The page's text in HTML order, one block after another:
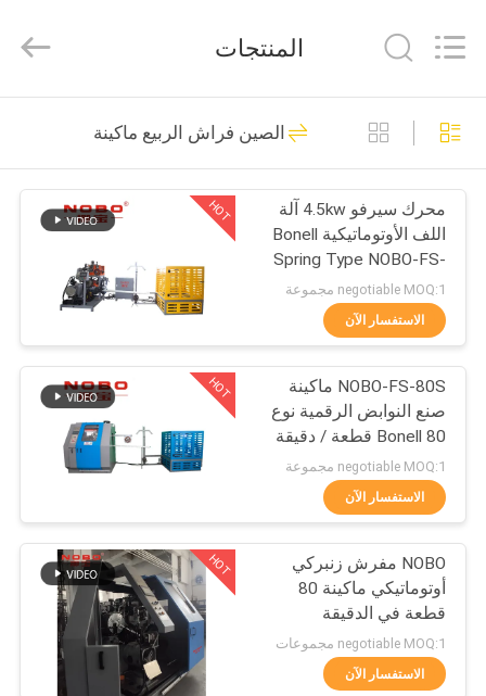
منزل
المنتجات
حول
جولة
المعمل
ضبط
الجودة
اتصل
2026
Machinery
Reserved.
Developed
خط انتاج المراتب
81
آلة حافة الشريط
المراتب
20
فراش الربيع ماكينة
63
المنتجات
الصين فراش الربيع ماكينة
HOT
محرك سيرفو 4.5kw آلة
اللف الأوتوماتيكية Bonell
Spring Type NOBO-FS-
65
negotiable MOQ:1 مجموعة
الاستفسار الآن
HOT
NOBO-FS-80S ماكينة
صنع النوابض الرقمية نوع
Bonell 80 قطعة / دقيقة
للمرتبة
negotiable MOQ:1 مجموعة
الاستفسار الآن
HOT
NOBO مفرش زنبركي
أوتوماتيكي ماكينة 80
قطعة في الدقيقة
negotiable MOQ:1 مجموعات
الاستفسار الآن